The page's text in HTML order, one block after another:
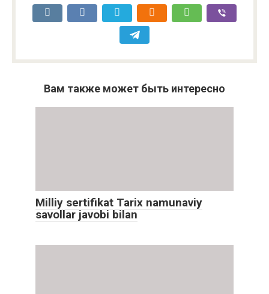
Вам также может быть интересно
Milliy sertifikat Tarix namunaviy
savollar javobi bilan